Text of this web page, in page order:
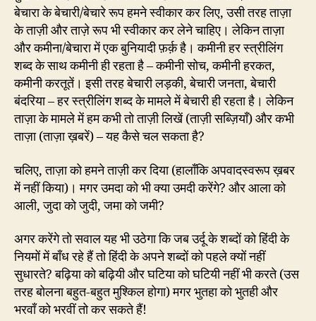
बेचारा के बेचारी/बेचारे रूप हमने स्वीकार कर लिए, उसी तरह ताज़ा
के ताज़ी और ताज़े रूप भी स्वीकार कर लेने चाहिए। लेकिन ताज़ा
और कमीना/बेचारा में एक बुनियादी फ़र्क़ है। कमीनी हर स्त्रीलिंग
शब्द के साथ कमीनी ही रहता है – कमीनी सोच, कमीनी हरकत,
कमीनी करतूतें। इसी तरह बेचारी लड़की, बेचारी जनता, बेचारी
बंदरिया – हर स्त्रीलिंग शब्द के मामले में बेचारी ही रहता है। लेकिन
ताज़ा के मामले में हम कभी तो ताज़ी लिखें (ताज़ी सब्ज़ियाँ) और कभी
ताज़ा (ताज़ा ख़बरें) – यह कैसे चल सकता है?
चलिए, ताज़ा को हमने ताज़ी कर दिया (हालाँकि अपवादस्वरूप ख़बर
में नहीं किया)। मगर उमदा को भी क्या उमदी करेंगे? और आला को
आली, जुदा को जुदी, जमा को जमी?
अगर करेंगे तो सवाल यह भी उठेगा कि जब उर्दू के शब्दों को हिंदी के
नियमों में बाँध रहे हैं तो हिंदी के अपने शब्दों को पहले क्यों नहीं
सुधारते? बढ़िया को बढ़ियी और घटिया को घटियी नहीं भी करते (उस
तरह बोलना बहुत-बहुत मुश्किल होगा) मगर भुतहा को भुतही और
भरवाँ को भरवीं तो कर सकते हैं!